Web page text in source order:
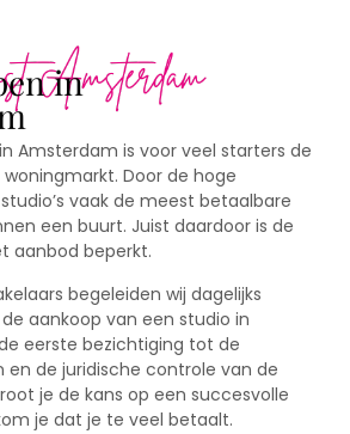
in
Amsterdam is voor veel starters de
Door de hoge
vaak de meest betaalbare
een buurt. Juist daardoor is de
aanbod beperkt.
begeleiden wij dagelijks
aankoop van een studio in
eerste bezichtiging tot de
en de juridische controle van de
je de kans op een succesvolle
je dat je te veel betaalt.